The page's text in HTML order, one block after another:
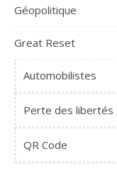
Géopolitique
Great Reset
Automobilistes
Perte des libertés
QR Code